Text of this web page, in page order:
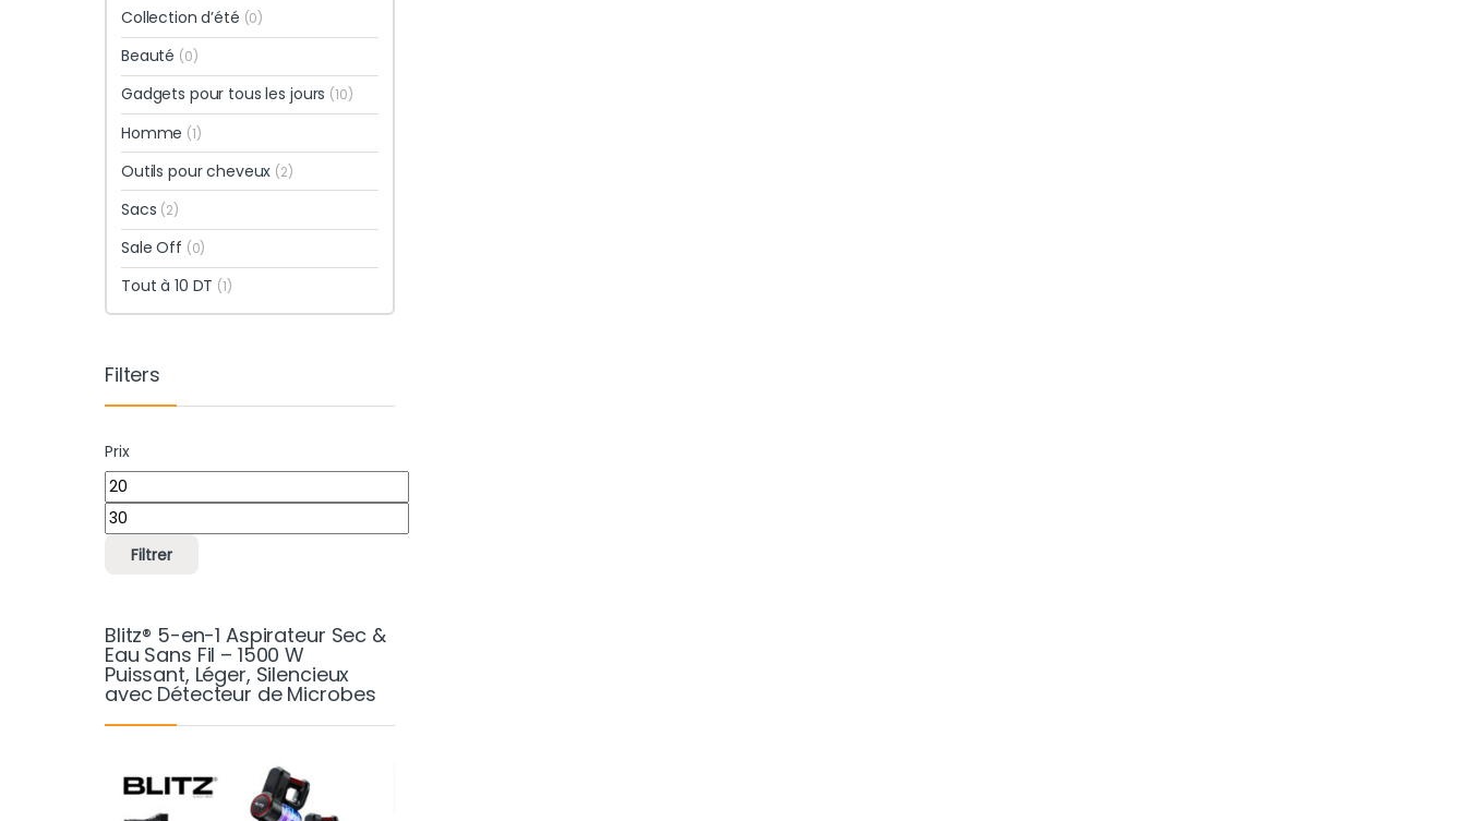
Collection d’été (0)
Beauté (0)
Gadgets pour tous les jours (10)
Homme (1)
Outils pour cheveux (2)
Sacs (2)
Sale Off (0)
Tout à 10 DT (1)
Filters
Prix
Prix min
Prix max
Filtrer
Blitz® 5-en-1 Aspirateur Sec &
Eau Sans Fil – 1500 W
Puissant, Léger, Silencieux
avec Détecteur de Microbes